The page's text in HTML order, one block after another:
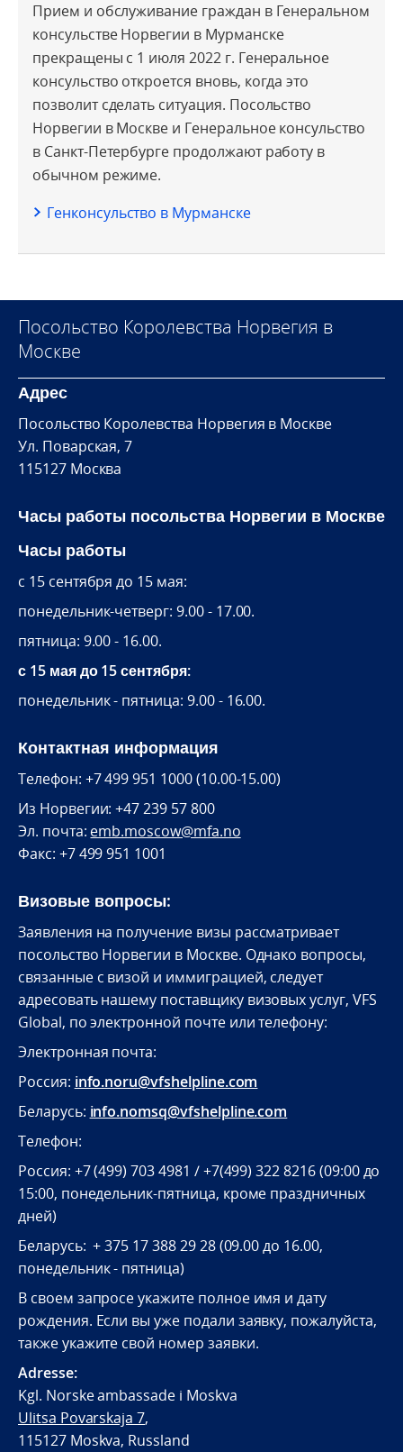
Прием и обслуживание граждан в Генеральном
консульстве Норвегии в Мурманске
прекращены с 1 июля 2022 г. Генеральное
консульство откроется вновь, когда это
позволит сделать ситуация. Посольство
Норвегии в Москве и Генеральное консульство
в Санкт-Петербурге продолжают работу в
обычном режиме.
Генконсульство в Мурманске
Посольство Королевства Норвегия в
Москве
Адрес
Посольство Королевства Норвегия в Москве
Ул. Поварская, 7
115127 Москва
Часы работы посольства Норвегии в Москве
Часы работы
c 15 сентября до 15 мая:
понедельник-четверг: 9.00 - 17.00.
пятница: 9.00 - 16.00.
с 15 мая до 15 сентября:
понедельник - пятница: 9.00 - 16.00.
Контактная информация
Телефон: +7 499 951 1000 (10.00-15.00)
Из Норвегии: +47 239 57 800
Эл. почта: emb.moscow@mfa.no
Факс: +7 499 951 1001
Визовые вопросы:
Заявления на получение визы рассматривает
посольство Норвегии в Москве. Однако вопросы,
связанные с визой и иммиграцией, следует
адресовать нашему поставщику визовых услуг, VFS
Global, по электронной почте или телефону:
Электронная почта:
Россия: info.noru@vfshelpline.com
Беларусь: info.nomsq@vfshelpline.com
Телефон:
Россия: +7 (499) 703 4981 / +7(499) 322 8216 (09:00 до
15:00, понедельник-пятница, кроме праздничных
дней)
Беларусь: + 375 17 388 29 28 (09.00 до 16.00,
понедельник - пятница)
В своем запросе укажите полное имя и дату
рождения. Если вы уже подали заявку, пожалуйста,
также укажите свой номер заявки.
Adresse:
Kgl. Norske ambassade i Moskva
Ulitsa Povarskaja 7,
115127 Moskva, Russland